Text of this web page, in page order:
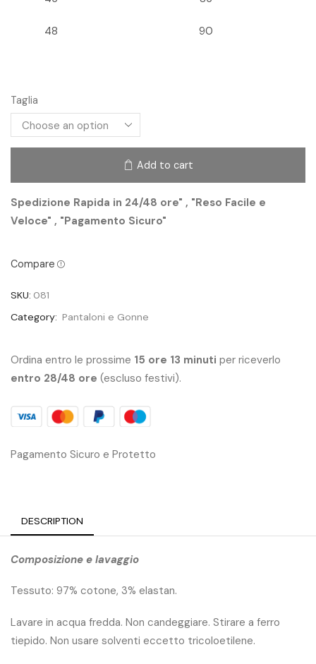
48 90
Taglia
Add to cart
Spedizione Rapida in 24/48 ore" , "Reso Facile e
Veloce" , "Pagamento Sicuro"
Compare
SKU: 081
Category: Pantaloni e Gonne
Ordina entro le prossime 15 ore 13 minuti per riceverlo
entro 28/48 ore (escluso festivi).
Pagamento Sicuro e Protetto
DESCRIPTION
Composizione e lavaggio
Tessuto: 97% cotone, 3% elastan.
Lavare in acqua fredda. Non candeggiare. Stirare a ferro
tiepido. Non usare solventi eccetto tricoloetilene.